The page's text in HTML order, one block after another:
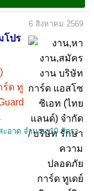
โปร
ร์ด ทู
6 สิงหาคม 2569
อาด จำนวน 10 อัตรา